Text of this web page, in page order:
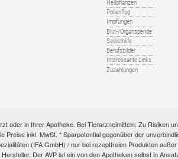
Heilpflanzen
Pollenflug
Impfungen
Blut-/Organspende
Selbsthilfe
Berufsbilder
Interessante Links
Zuzahlungen
oder in Ihrer Apotheke. Bei Tierarzneimitteln: Zu Risiken
inkl. MwSt. * Sparpotential gegenüber der
(IFA GmbH) / nur bei rezeptfreien Produkten
Der AVP ist ein von den Apotheken selbst in